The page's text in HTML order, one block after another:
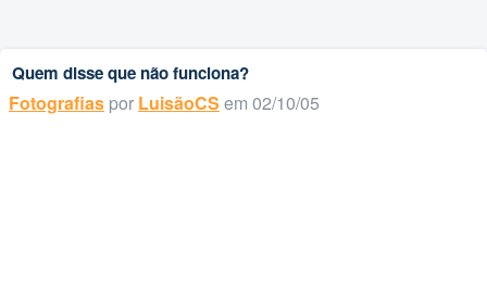
Quem disse que não funciona?
Fotografias por LuisãoCS em 02/10/05